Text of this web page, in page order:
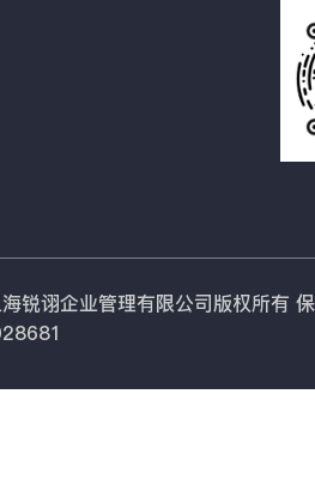
诩企业管理有限公司版权所有